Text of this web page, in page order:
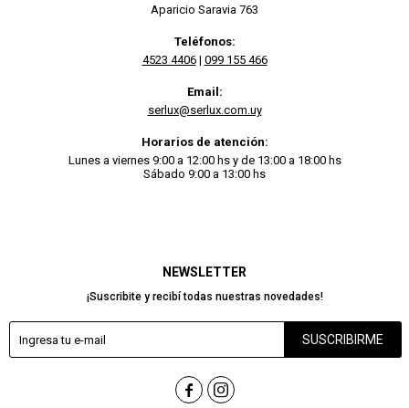
NEWSLETTER
¡Suscribite y recibí todas nuestras novedades!
SUSCRIBIRME
 
Aparicio Saravia 763
Teléfonos:
4523 4406| 099 155 466
Email:
serlux@serlux.com.uy
Horarios de atención:
Lunes a viernes 9:00 a 12:00 hs y de 13:00 a 18:00 hs
Sábado 9:00 a 13:00 hs